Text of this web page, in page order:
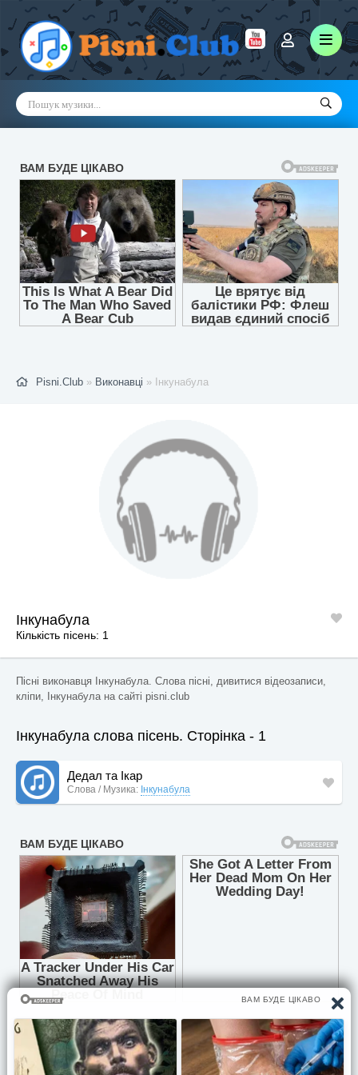
Pisni.Club » Виконавці » Інкунабула
Інкунабула
Кількість пісень: 1
Пісні виконавця Інкунабула. Слова пісні, дивитися відеозаписи,
кліпи, Інкунабула на сайті pisni.club
Інкунабула слова пісень. Сторінка - 1
Дедал та Ікар
Слова / Музика: Інкунабула